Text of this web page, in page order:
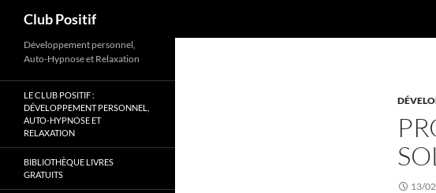
Aller
contenu
Club Positif
13/
Développement personnel,
Auto-Hypnose et Relaxation
LE CLUB POSITIF :
DÉVELOPPEMENT PERSONNEL,
AUTO-HYPNOSE ET
RELAXATION
BIBLIOTHÈQUE LIVRES
GRATUITS